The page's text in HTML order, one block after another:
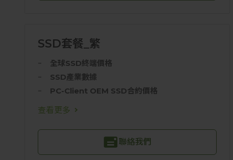
SSD套餐_繁
全球SSD終端價格
SSD產業數據
PC-Client OEM SSD合約價格
查看更多
聯絡我們